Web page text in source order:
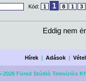
Kód: 1 1 8 1 3
Eddig nem
Hírek |Adások |
2026 Füred Stúdió Televíziós